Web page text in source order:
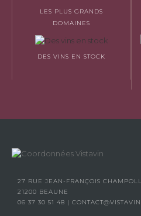
LES PLUS GRANDS
DOMAINES
DES VINS EN STOCK
27 RUE JEAN-FRANÇOIS
21200 BEAUNE
06 37 30 51 48 |